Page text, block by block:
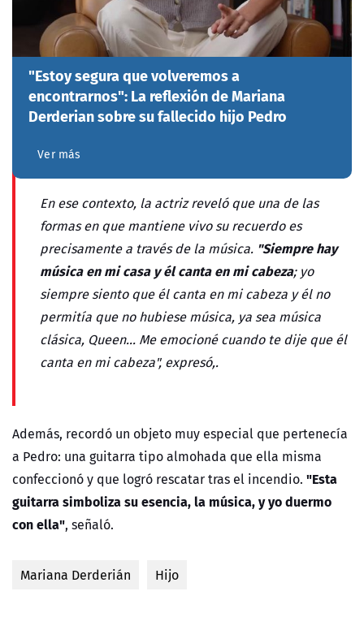
"Estoy segura que volveremos a
encontrarnos": La reflexión de Mariana
Derderian sobre su fallecido hijo Pedro
Ver más
En ese contexto, la actriz reveló que una de las
formas en que mantiene vivo su recuerdo es
precisamente a través de la música. "Siempre hay
música en mi casa y él canta en mi cabeza; yo
siempre siento que él canta en mi cabeza y él no
permitía que no hubiese música, ya sea música
clásica, Queen... Me emocioné cuando te dije que él
canta en mi cabeza", expresó,.
Además, recordó un objeto muy especial que pertenecía
a Pedro: una guitarra tipo almohada que ella misma
confeccionó y que logró rescatar tras el incendio. "Esta
guitarra simboliza su esencia, la música, y yo duermo
con ella", señaló.
Mariana Derderián Hijo